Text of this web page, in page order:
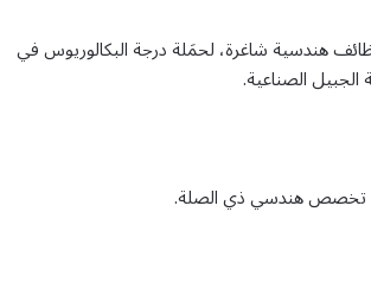
هندسية شاغرة، لحمَلة درجة البكالوريوس في
الصناعية.
تخصص هندسي ذي الصلة.